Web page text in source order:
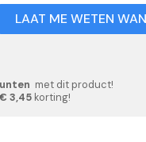
LAAT ME WETEN
met dit product!
€ 3,45 korting!